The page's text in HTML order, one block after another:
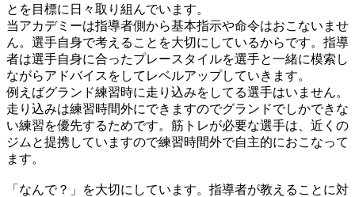
とを目標に日々取り組んでいます。
当アカデミーは指導者側から基本指示や命令はおこないませ
ん。選手自身で考えることを大切にしているからです。指導
者は選手自身に合ったプレースタイルを選手と一緒に模索し
ながらアドバイスをしてレベルアップしていきます。
例えばグランド練習時に走り込みをしてる選手はいません。
走り込みは練習時間外にできますのでグランドでしかできな
い練習を優先するためです。筋トレが必要な選手は、近くの
ジムと提携していますので練習時間外で自主的におこなって
ます。
「なんで？」を大切にしています。指導者が教えることに対